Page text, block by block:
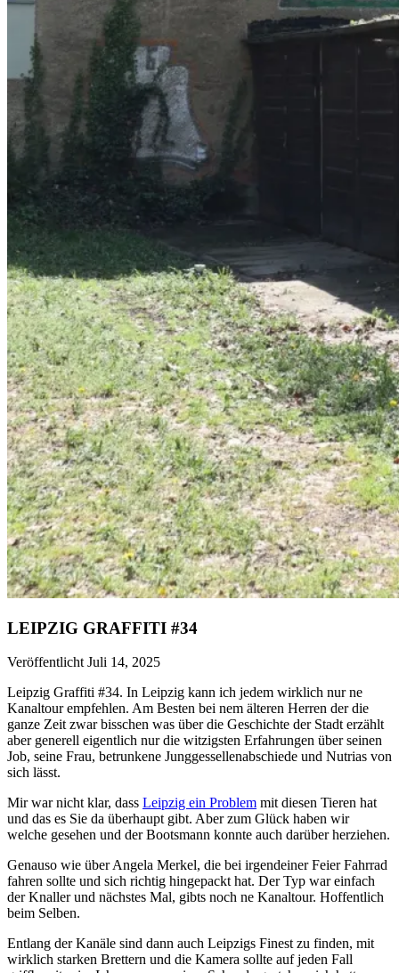
LEIPZIG GRAFFITI #34
Veröffentlicht Juli 14, 2025
Leipzig Graffiti #34. In Leipzig kann ich jedem wirklich nur ne
Kanaltour empfehlen. Am Besten bei nem älteren Herren der die
ganze Zeit zwar bisschen was über die Geschichte der Stadt erzählt
aber generell eigentlich nur die witzigsten Erfahrungen über seinen
Job, seine Frau, betrunkene Junggessellenabschiede und Nutrias von
sich lässt.
Mir war nicht klar, dass Leipzig ein Problem mit diesen Tieren hat
und das es Sie da überhaupt gibt. Aber zum Glück haben wir
welche gesehen und der Bootsmann konnte auch darüber herziehen.
Genauso wie über Angela Merkel, die bei irgendeiner Feier Fahrrad
fahren sollte und sich richtig hingepackt hat. Der Typ war einfach
der Knaller und nächstes Mal, gibts noch ne Kanaltour. Hoffentlich
beim Selben.
Entlang der Kanäle sind dann auch Leipzigs Finest zu finden, mit
wirklich starken Brettern und die Kamera sollte auf jeden Fall